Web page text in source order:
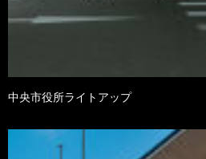
中央市役所ライトアップ